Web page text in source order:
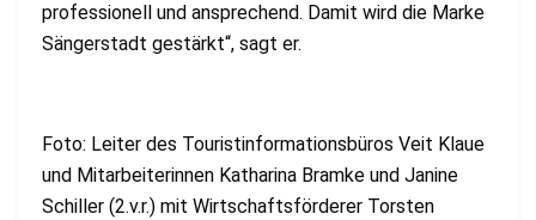
professionell und ansprechend. Damit wird die Marke
Sängerstadt gestärkt“, sagt er.
Foto: Leiter des Touristinformationsbüros Veit Klaue
und Mitarbeiterinnen Katharina Bramke und Janine
Schiller (2.v.r.) mit Wirtschaftsförderer Torsten